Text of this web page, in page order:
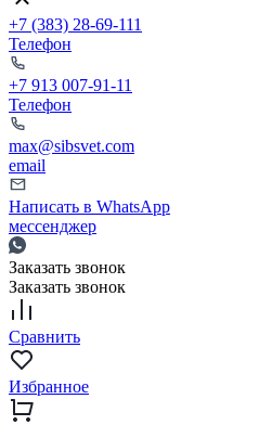
+7 (383) 28-69-111
Телефон
+7 913 007-91-11
Телефон
max@sibsvet.com
email
Написать в WhatsApp
мессенджер
Заказать звонок
Заказать звонок
Сравнить
Избранное